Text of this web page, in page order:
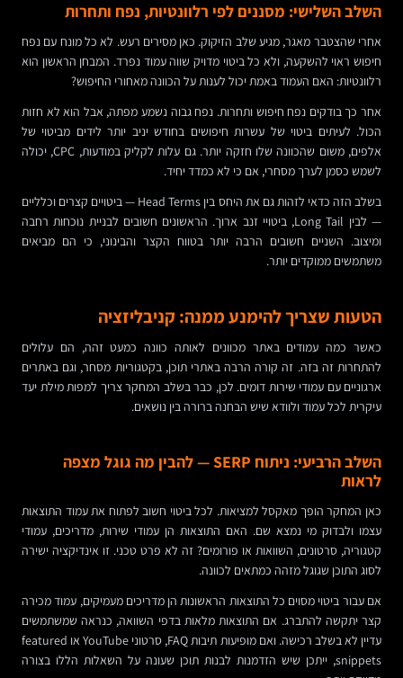
השלב השלישי: מסננים לפי רלוונטיות, נפח ותחרות
אחרי שהצטבר מאגר, מגיע שלב הזיקוק. כאן מסירים רעש. לא כל מונח עם נפח
חיפוש ראוי להשקעה, ולא כל ביטוי מדויק שווה עמוד נפרד. המבחן הראשון הוא
רלוונטיות: האם העמוד באמת יכול לענות על הכוונה מאחורי החיפוש?
אחר כך בודקים נפח חיפוש ותחרות. נפח גבוה נשמע מפתה, אבל הוא לא חזות
הכול. לעיתים ביטוי של עשרות חיפושים בחודש יניב יותר לידים מביטוי של
אלפים, משום שהכוונה שלו חזקה יותר. גם עלות לקליק במודעות, CPC, יכולה
לשמש כסמן לערך מסחרי, אם כי לא כמדד יחיד.
בשלב הזה כדאי לזהות גם את היחס בין Head Terms — ביטויים קצרים וכלליים
— לבין Long Tail, ביטויי זנב ארוך. הראשונים חשובים לבניית נוכחות רחבה
ומיצוב. השניים חשובים הרבה יותר בטווח הקצר והבינוני, כי הם מביאים
משתמשים ממוקדים יותר.
הטעות שצריך להימנע ממנה: קניבליזציה
כאשר כמה עמודים באתר מכוונים לאותה כוונה כמעט זהה, הם עלולים
להתחרות זה בזה. זה קורה הרבה באתרי תוכן, בקטגוריות מסחר, וגם באתרים
ארגוניים עם עמודי שירות דומים. לכן, כבר בשלב המחקר צריך למפות מילת יעד
עיקרית לכל עמוד ולוודא שיש הבחנה ברורה בין נושאים.
השלב הרביעי: ניתוח SERP — להבין מה גוגל מצפה
לראות
כאן המחקר הופך מאקסל למציאות. לכל ביטוי חשוב לפתוח את עמוד התוצאות
עצמו ולבדוק מי נמצא שם. האם התוצאות הן עמודי שירות, מדריכים, עמודי
קטגוריה, סרטונים, השוואות או פורומים? זה לא פרט טכני. זו אינדיקציה ישירה
לסוג התוכן שגוגל מזהה כמתאים לכוונה.
אם עבור ביטוי מסוים כל התוצאות הראשונות הן מדריכים מעמיקים, עמוד מכירה
קצר יתקשה להתברג. אם התוצאות מלאות בדפי השוואה, כנראה שמשתמשים
עדיין לא בשלב רכישה. ואם מופיעות תיבות FAQ, סרטוני YouTube או featured
snippets, ייתכן שיש הזדמנות לבנות תוכן שעונה על השאלות הללו בצורה